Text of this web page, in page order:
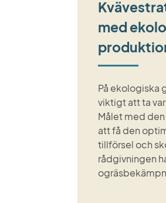
med
På ekologiska
viktigt att ta
Målet med
att få den
tillförsel och
rådgivningen